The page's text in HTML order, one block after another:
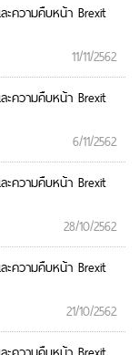
ะความคืบหน้า Brexit
11/11/2562
ะความคืบหน้า Brexit
6/11/2562
ะความคืบหน้า Brexit
28/10/2562
ะความคืบหน้า Brexit
21/10/2562